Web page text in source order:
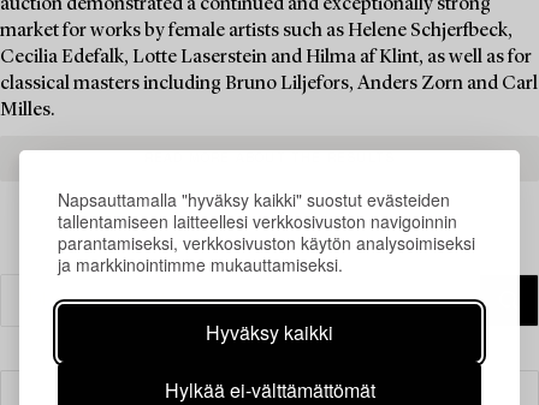
Napsauttamalla "hyväksy kaikki" suostut evästeiden
tallentamiseen laitteellesi verkkosivuston navigoinnin
parantamiseksi, verkkosivuston käytön analysoimiseksi
ja markkinointimme mukauttamiseksi.
Hyväksy kaikki
Hylkää ei-välttämättömät
auction demonstrated a continued and exceptionally strong
market for works by female artists such as Helene Schjerfbeck,
Cecilia Edefalk, Lotte Laserstein and Hilma af Klint, as well as for
classical masters including Bruno Liljefors, Anders Zorn and Carl
Milles.
Suodatin